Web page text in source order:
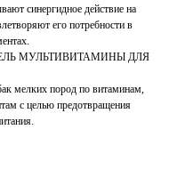
синергидное действие на
его потребности в
МУЛЬТИВИТАМИНЫ ДЛЯ
мелких пород по витаминам,
с целью предотвращения